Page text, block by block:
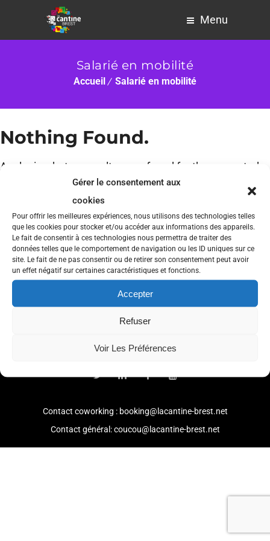
Gérer le consentement aux
cookies
Pour offrir les meilleures expériences, nous utilisons des technologies telles
que les cookies pour stocker et/ou accéder aux informations des appareils.
Le fait de consentir à ces technologies nous permettra de traiter des
données telles que le comportement de navigation ou les ID uniques sur ce
site. Le fait de ne pas consentir ou de retirer son consentement peut avoir
un effet négatif sur certaines caractéristiques et fonctions.
Accepter
Refuser
Voir Les Préférences
Menu
Salarié en mobilité
Accueil Salarié en mobilité
Nothing Found.
Apologies, but no results were found for the requested
Mention légales-Politique de confidentialité
Contact coworking : booking@lacantine-brest.net
Contact général: coucou@lacantine-brest.net